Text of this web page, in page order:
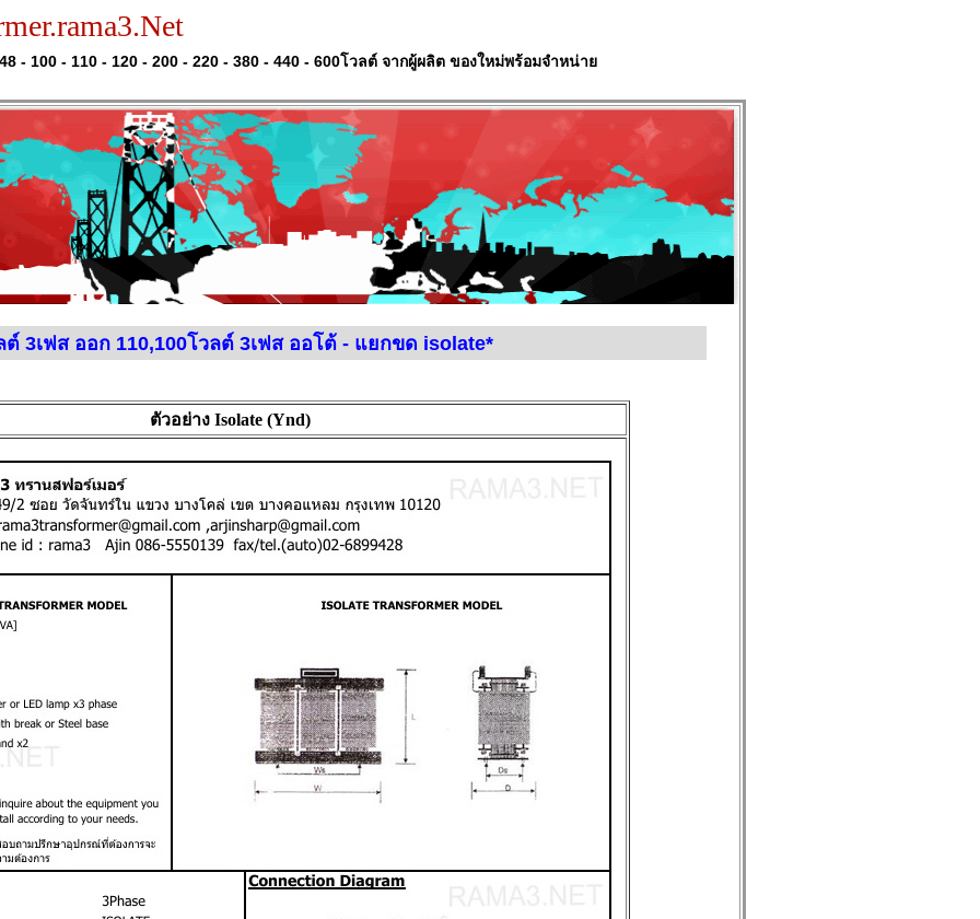
- 100 - 110 - 120 - 200 - 220 - 380 - 440 - 600โวลต์ จากผู้ผลิต ของใหม่พร้อมจำหน่าย
ต์ 3เฟส ออก 110,100โวลต์ 3เฟส ออโต้ - แยกขด isolate*
ตัวอย่าง Isolate (Ynd)